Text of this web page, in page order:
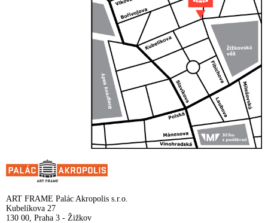
ART FRAME Palác Akropolis s.r.o.
Kubelíkova 27
130 00, Praha 3 - Žižkov